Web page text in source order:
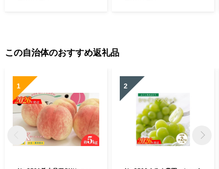
この自治体のおすすめ返礼品
1 2